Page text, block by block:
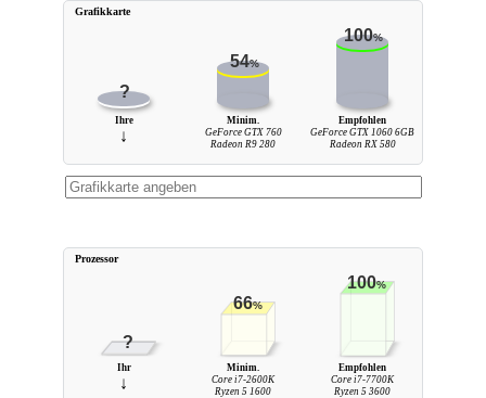
?
54%
100%
Ihre
↓
Minim.
GeForce GTX 760
Radeon R9 280
Empfohlen
GeForce GTX 1060 6GB
Radeon RX 580
Grafikkarte
?
66%
100%
Ihr
↓
Minim.
Core i7-2600K
Ryzen 5 1600
Empfohlen
Core i7-7700K
Ryzen 5 3600
Prozessor